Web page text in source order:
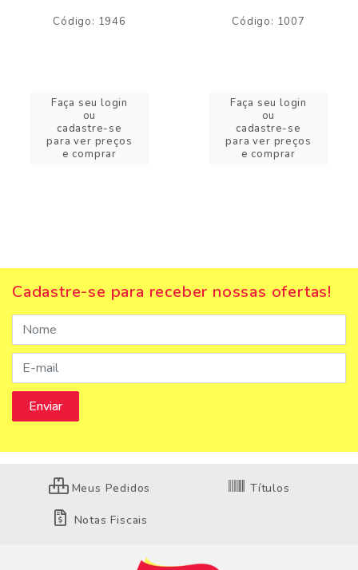
Código: 1946
Faça seu login
ou
cadastre-se
para ver preços
e comprar
Código: 1007
Faça seu login
ou
cadastre-se
para ver preços
e comprar
Cadastre-se para receber nossas ofertas!
Meus Pedidos Títulos
Notas Fiscais